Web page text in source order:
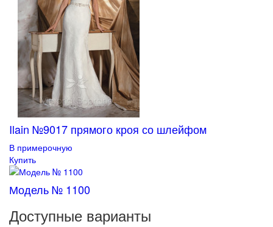
Ilain №9017 прямого кроя со шлейфом
В примерочную
Купить
Модель № 1100
Доступные варианты